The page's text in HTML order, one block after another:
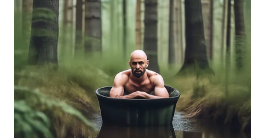
MADURA
WN
NATUNA
WN